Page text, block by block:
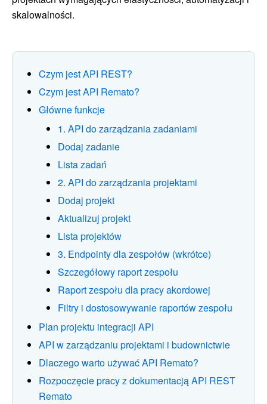
skalowalności.
Czym jest API REST?
Czym jest API Remato?
Główne funkcje
1. API do zarządzania zadaniami
Dodaj zadanie
Lista zadań
2. API do zarządzania projektami
Dodaj projekt
Aktualizuj projekt
Lista projektów
3. Endpointy dla zespołów (wkrótce)
Szczegółowy raport zespołu
Raport zespołu dla pracy akordowej
Filtry i dostosowywanie raportów zespołu
Plan projektu integracji API
API w zarządzaniu projektami i budownictwie
Dlaczego warto używać API Remato?
Rozpoczęcie pracy z dokumentacją API REST
Remato